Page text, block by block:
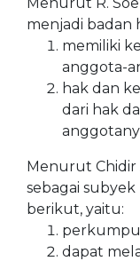
menjadi badan
memiliki
anggota-
hak dan
dari hak
Menurut
sebagai
berikut, yaitu:
dapat